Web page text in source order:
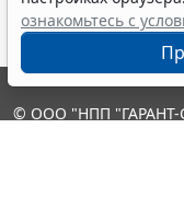
ознакомьтесь с
© ООО "НПП "ГАРАНТ-